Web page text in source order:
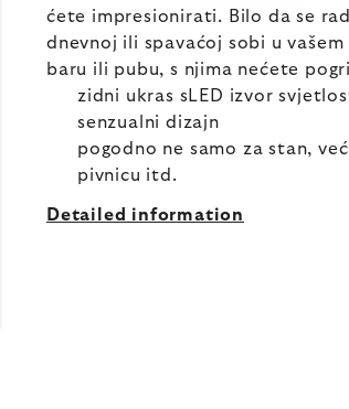
ćete impresionirati. Bilo da se
dnevnoj ili spavaćoj sobi u
baru ili pubu, s njima nećete
zidni ukras sLED izvor
senzualni dizajn
pogodno ne samo za stan,
pivnicu itd.
Detailed information